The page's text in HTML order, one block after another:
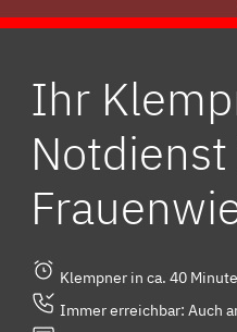
Ihr
Notdienst
Klempner in ca. 40
Immer erreichbar: Auch